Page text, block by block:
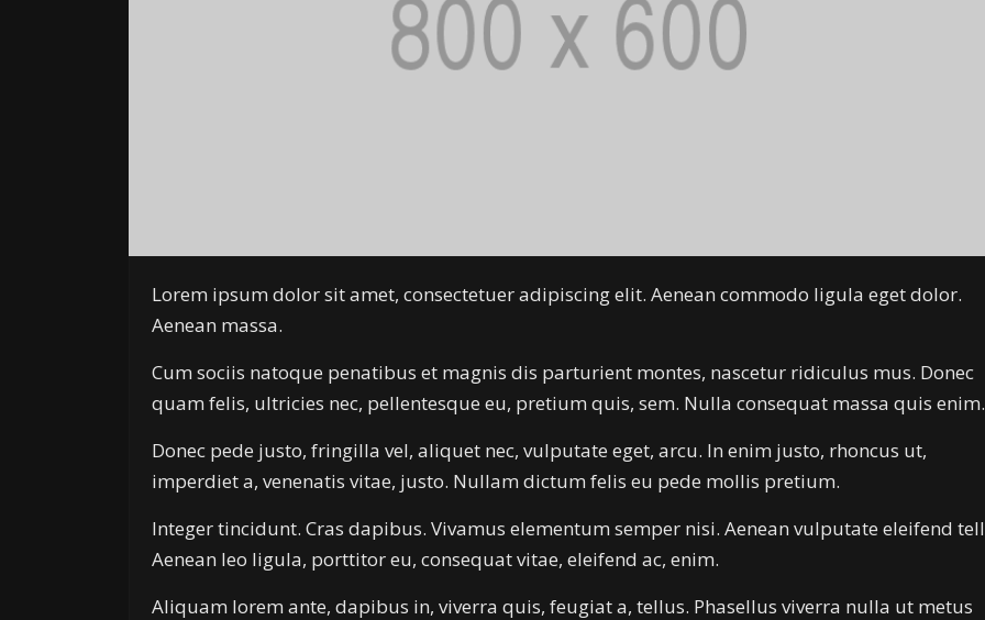
Lorem ipsum dolor sit amet, consectetuer adipiscing elit. Aenean commodo ligula eget dolor.
Aenean massa.
Cum sociis natoque penatibus et magnis dis parturient montes, nascetur ridiculus mus. Donec
quam felis, ultricies nec, pellentesque eu, pretium quis, sem. Nulla consequat massa quis enim.
Donec pede justo, fringilla vel, aliquet nec, vulputate eget, arcu. In enim justo, rhoncus ut,
imperdiet a, venenatis vitae, justo. Nullam dictum felis eu pede mollis pretium.
Integer tincidunt. Cras dapibus. Vivamus elementum semper nisi. Aenean vulputate eleifend
Aenean leo ligula, porttitor eu, consequat vitae, eleifend ac, enim.
Aliquam lorem ante, dapibus in, viverra quis, feugiat a, tellus. Phasellus viverra nulla ut metus